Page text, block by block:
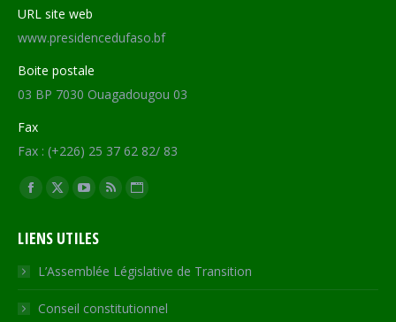
URL site web
www.presidencedufaso.bf
Boite postale
03 BP 7030 Ouagadougou 03
Fax
Fax : (+226) 25 37 62 82/ 83
Trouvez nous sur :
Facebook
opens
in
new
window
X
opens
in
new
window
YouTube
opens
in
new
window
RSS
in
new
window
Site
opens
in
new
LIENS UTILES
L’Assemblée Législative de Transition
Conseil constitutionnel